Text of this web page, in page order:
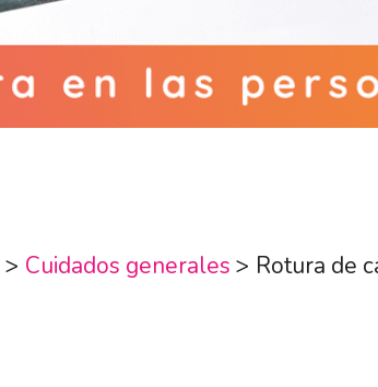
> Cuidados generales > Rotura de